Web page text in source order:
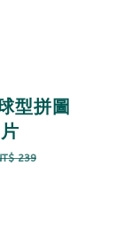
型拼圖
239